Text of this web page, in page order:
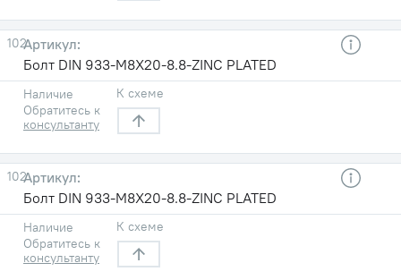
102
Болт DIN 933-M8X20-8.8-ZINC PLATED
Наличие
Обратитесь к
консультанту
К схеме
102
Болт DIN 933-M8X20-8.8-ZINC PLATED
Наличие
Обратитесь к
консультанту
К схеме